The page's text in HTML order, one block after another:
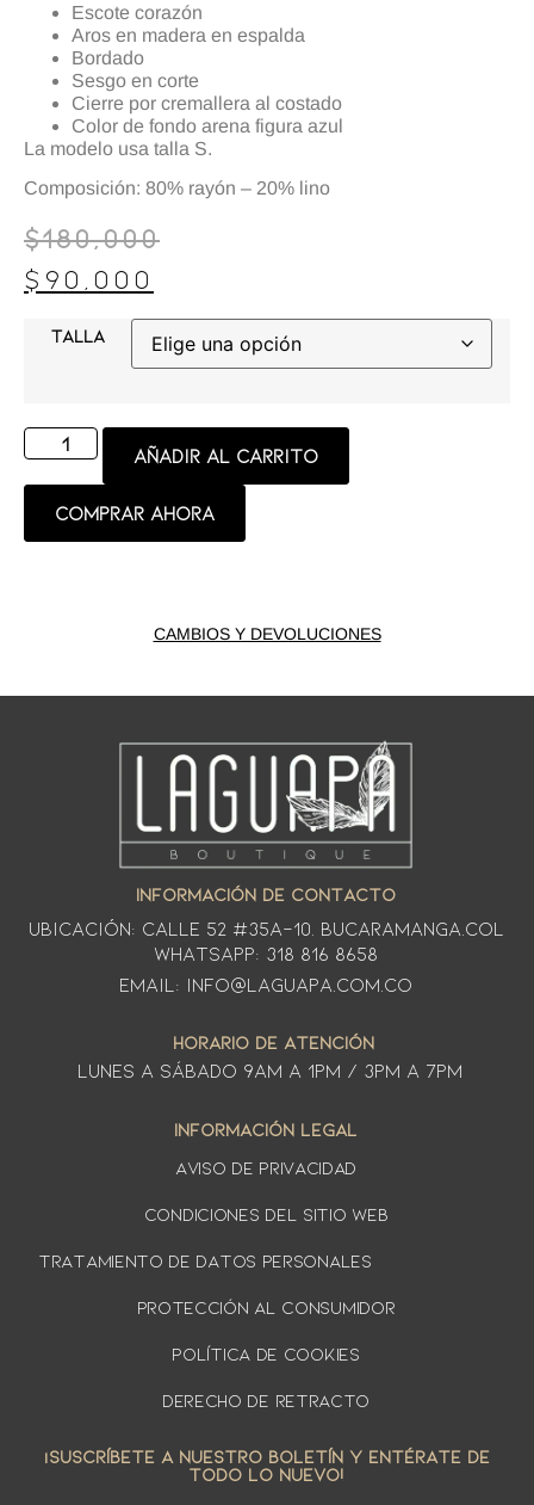
Escote corazón
Aros en madera en espalda
Bordado
Sesgo en corte
Cierre por cremallera al costado
Color de fondo arena figura azul
La modelo usa talla S.
Composición: 80% rayón – 20% lino
$180,000
$ 90,000
TALLA
Añadir al carrito
Comprar ahora
CAMBIOS Y DEVOLUCIONES
INFORMACIÓN DE CONTACTO
Ubicación: CALLE 52 #35A-10. Bucaramanga.Col
WhatsApp: 318 816 8658
Email: info@laguapa.com.co
HORARIO DE ATENCIÓN
LUNES A SÁbado 9am a 1pm / 3pm a 7pm
¡SUSCRÍBETE A NUESTRO BOLETÍN Y ENTÉRATE DE
TODO LO NUEVO!
INFORMACIÓN LEGAL
AVISO DE PRIVACIDAD
Condiciones del sitio web
TRATAMIENTO DE DATOS PERSONALES
PROTECCIÓN AL CONSUMIDOR
Política de cookies
DERECHO DE RETRACTO